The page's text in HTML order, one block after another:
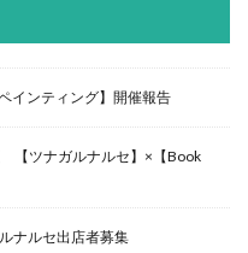
インティング】開催報告
【ツナガルナルセ】×【Book
ナルセ出店者募集